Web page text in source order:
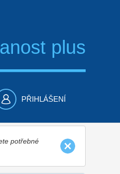
plus
PŘIHLÁŠENÍ
potřebné